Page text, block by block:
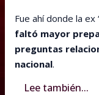
Fue ahí donde la ex ‘
faltó mayor
preguntas
nacional.
Lee también...